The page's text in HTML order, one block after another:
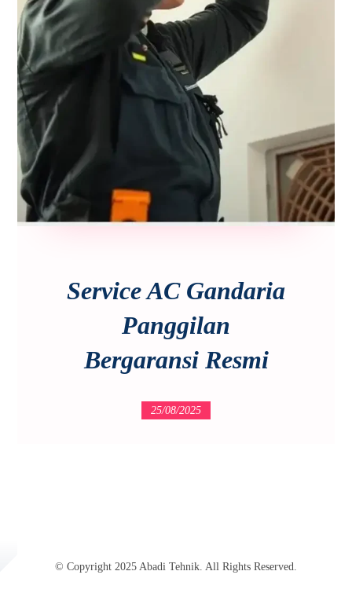
Service AC Gandaria
Panggilan
Bergaransi Resmi
25/08/2025
© Copyright 2025 Abadi Tehnik. All Rights Reserved.